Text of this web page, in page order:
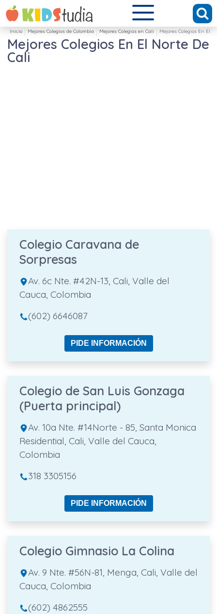
Inicio Mejores Colegios de Colombia Mejores Colegios en Cali Mejores Colegios En El
Mejores Colegios En El Norte De
Cali
Colegio Caravana de
Sorpresas
Av. 6c Nte. #42N-13, Cali, Valle del
Cauca, Colombia
(602) 6646087
PIDE INFORMACIÓN
Colegio de San Luis Gonzaga
(Puerta principal)
Av. 10a Nte. #14Norte - 85, Santa Monica
Residential, Cali, Valle del Cauca,
Colombia
318 3305156
PIDE INFORMACIÓN
Colegio Gimnasio La Colina
Av. 9 Nte. #56N-81, Menga, Cali, Valle del
Cauca, Colombia
(602) 4862555